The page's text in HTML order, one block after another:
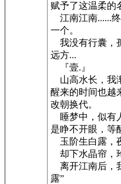
赋予了这温柔的
江南江南......
一个。
我没有行囊，
远方...
『壹.』
山高水长，我
醒来的时间也越
改朝换代。
睡梦中，似有
是睁不开眼，等
玉阶生白露，
却下水晶帘，
离开江南后，
露”